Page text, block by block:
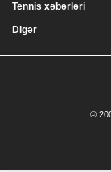
Tennis xəbərləri
Digər
©